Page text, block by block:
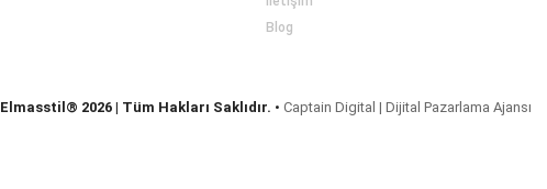
Blog
Elmasstil® 2026 | Tüm Hakları Saklıdır. • Captain Digital | Dijital Pazarlama Ajansı